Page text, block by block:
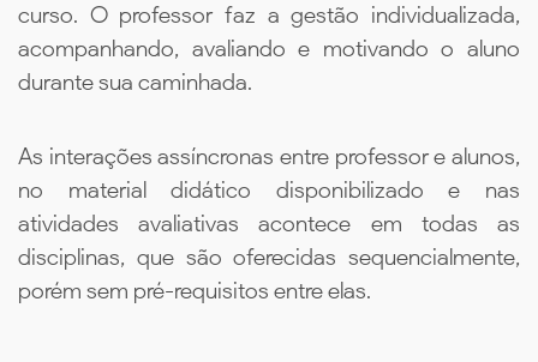
curso. O professor faz a gestão individualizada,
acompanhando, avaliando e motivando o aluno
durante sua caminhada.
As interações assíncronas entre professor e alunos,
no material didático disponibilizado e nas
atividades avaliativas acontece em todas as
disciplinas, que são oferecidas sequencialmente,
porém sem pré-requisitos entre elas.